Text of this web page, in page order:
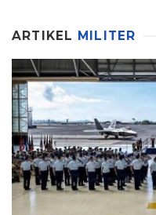
ARTIKEL MILITER